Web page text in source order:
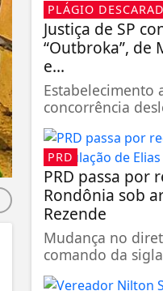
PLÁGIO
Justiça de SP
“Outbroka”, de
e...
Estabelecimento
concorrência
PRD
PRD passa por
Rondônia sob
Rezende
Mudança no
comando da